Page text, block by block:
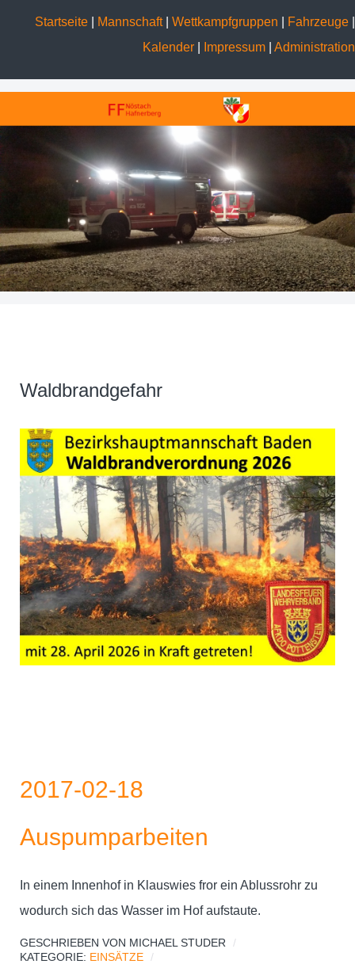
Startseite Mannschaft| Wettkampfgruppen Fahrzeuge
Kalender
Impressum Administration
Waldbrandgefahr
2017-02-18
Auspumparbeiten
In einem Innenhof in Klauswies fror ein Ablussrohr zu
wodurch sich das Wasser im Hof aufstaute.
GESCHRIEBEN VON MICHAEL STUDER
KATEGORIE: EINSÄTZE